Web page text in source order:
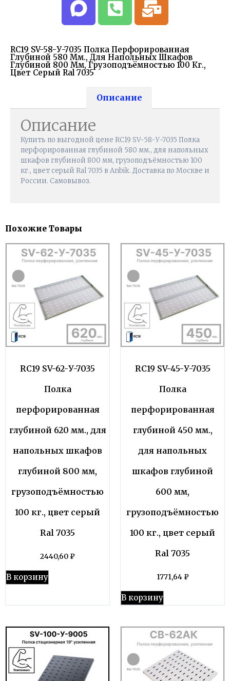
RC19 SV-58-У-7035 Полка Перфорированная
Глубиной 580 Мм., Для Напольных Шкафов
Глубиной 800 Мм, Грузоподъёмностью 100 Кг.,
Цвет Серый Ral 7035
Описание
Описание
Купить по выгодной цене RC19 SV-58-У-7035 Полка
перфорированная глубиной 580 мм., для напольных
шкафов глубиной 800 мм, грузоподъёмностью 100
кг., цвет серый Ral 7035 в Anbik. Доставка по Москве и
России. Самовывоз.
Похожие Товары
RC19 SV-62-У-7035
Полка
перфорированная
глубиной 620 мм., для
напольных шкафов
глубиной 800 мм,
грузоподъёмностью
100 кг., цвет серый
Ral 7035
2440,60 ₽
В корзину
RC19 SV-45-У-7035
Полка
перфорированная
глубиной 450 мм.,
для напольных
шкафов глубиной
600 мм,
грузоподъёмностью
100 кг., цвет серый
Ral 7035
1771,64 ₽
В корзину